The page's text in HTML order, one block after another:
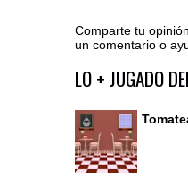
Comparte tu
un comentario o
Ir al editor de
LO + JUGADO